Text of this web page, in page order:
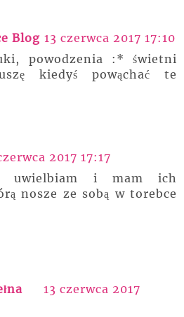
Blog 13 czerwca 2017 17:10
powodzenia :* świetni
kiedyś powąchać te
2017 17:17
uwielbiam i mam ich
nosze ze sobą w torebce
13 czerwca 2017